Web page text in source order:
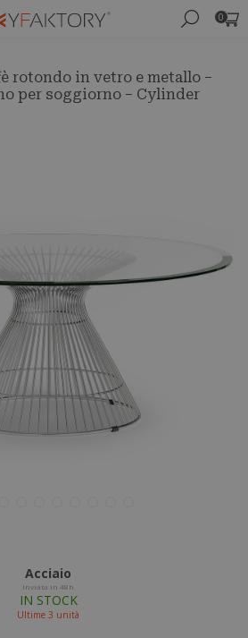
0
rotondo in vetro e metallo –
per soggiorno – Cylinder
Acciaio
Inviata in 48h
IN STOCK
Ultime 3 unità